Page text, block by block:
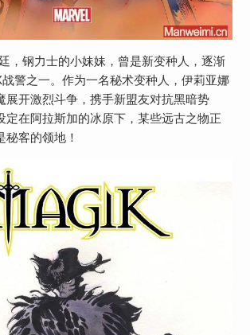
，钢力士的小妹妹，曾是新变种人，逐渐
警之一。作为一名秘术变种人，伊莉亚娜
展开激烈斗争，携手新盟友对抗黑暗势
定在阿拉斯加的冰原下，某些远古之物正
客的领地！